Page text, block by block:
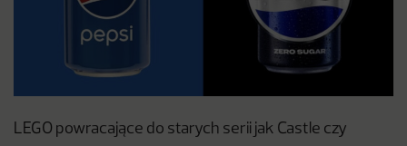
LEGO powracające do starych serii jak Castle czy